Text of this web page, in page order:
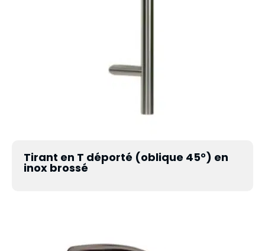
Tirant en T déporté (oblique 45°) en
inox brossé